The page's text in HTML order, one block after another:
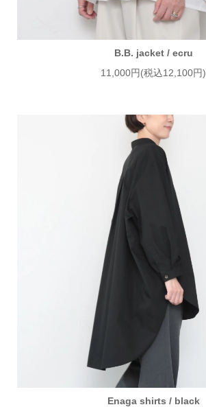
B.B. jacket / ecru
11,000円(税込12,100円)
Enaga shirts / black